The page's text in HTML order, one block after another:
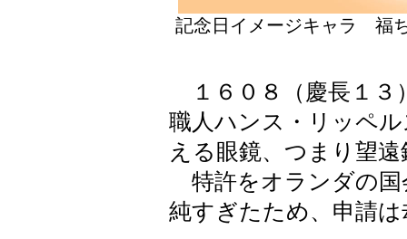
記念日イメージキャラ 福
１６０８（慶長１３
職人ハンス・リッペ
える眼鏡、つまり望
特許をオランダの国
純すぎたため、申請